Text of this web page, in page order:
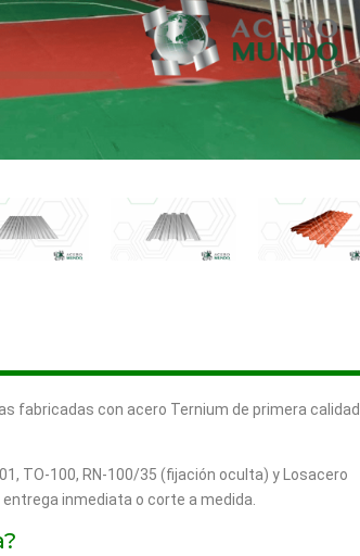
fabricadas con acero Ternium de primera calidad
TO‑100, RN‑100/35 (fijación oculta) y Losacero
inmediata o corte a medida.